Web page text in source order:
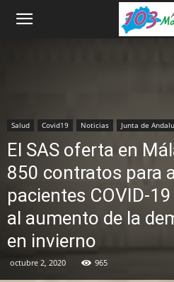
Salud Covid19 Noticias Junta de
El SAS oferta en
850 contratos para
pacientes COVID-
al aumento de la
en invierno
octubre 2, 2020 965